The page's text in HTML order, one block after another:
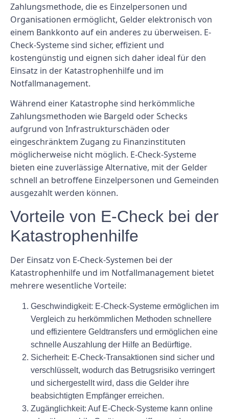
Zahlungsmethode, die es Einzelpersonen und
Organisationen ermöglicht, Gelder elektronisch von
einem Bankkonto auf ein anderes zu überweisen. E-
Check-Systeme sind sicher, effizient und
kostengünstig und eignen sich daher ideal für den
Einsatz in der Katastrophenhilfe und im
Notfallmanagement.
Während einer Katastrophe sind herkömmliche
Zahlungsmethoden wie Bargeld oder Schecks
aufgrund von Infrastrukturschäden oder
eingeschränktem Zugang zu Finanzinstituten
möglicherweise nicht möglich. E-Check-Systeme
bieten eine zuverlässige Alternative, mit der Gelder
schnell an betroffene Einzelpersonen und Gemeinden
ausgezahlt werden können.
Vorteile von E-Check bei der
Katastrophenhilfe
Der Einsatz von E-Check-Systemen bei der
Katastrophenhilfe und im Notfallmanagement bietet
mehrere wesentliche Vorteile:
Geschwindigkeit: E-Check-Systeme ermöglichen im
Vergleich zu herkömmlichen Methoden schnellere
und effizientere Geldtransfers und ermöglichen eine
schnelle Auszahlung der Hilfe an Bedürftige.
Sicherheit: E-Check-Transaktionen sind sicher und
verschlüsselt, wodurch das Betrugsrisiko verringert
und sichergestellt wird, dass die Gelder ihre
beabsichtigten Empfänger erreichen.
Zugänglichkeit: Auf E-Check-Systeme kann online